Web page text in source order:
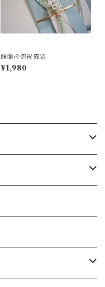
鈴蘭の御祝儀袋
¥1,980